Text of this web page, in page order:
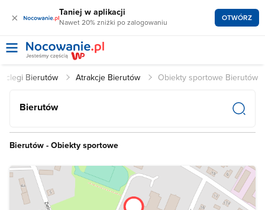
× Taniej w aplikacji
Nawet 20% zniżki po zalogowaniu OTWÓRZ
Bierutów Atrakcje Bierutów Obiekty sportowe Bierutów
Bierutów
Bierutów - Obiekty sportowe